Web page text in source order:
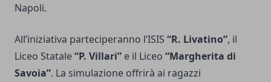
Napoli.
All’iniziativa parteciperanno l’ISIS “R. Livatino”, il
Liceo Statale“P. Villari” e il Liceo “Margherita di
Savoia”. La simulazione offrirà ai ragazzi